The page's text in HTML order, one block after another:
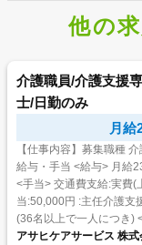
他の
介護職員/介護支援
士/日勤のみ
月給
【仕事内容】募集職種
給与・手当 <給与> 月給236,000〜
<手当> 交通費支給:実費(
当:50,000円 :主任介護支
アサヒケアサービス 株